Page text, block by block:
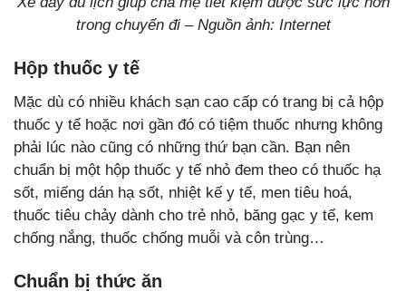
trong chuyến đi – Nguồn ảnh: Internet
Hộp thuốc y tế
Mặc dù có nhiều khách sạn cao cấp có trang bị cả hộp
thuốc y tế hoặc nơi gần đó có tiệm thuốc nhưng không
phải lúc nào cũng có những thứ bạn cần. Bạn nên
chuẩn bị một hộp thuốc y tế nhỏ đem theo có thuốc hạ
sốt, miếng dán hạ sốt, nhiệt kế y tế, men tiêu hoá,
thuốc tiêu chảy dành cho trẻ nhỏ, băng gạc y tế, kem
chống nắng, thuốc chống muỗi và côn trùng…
Chuẩn bị thức ăn